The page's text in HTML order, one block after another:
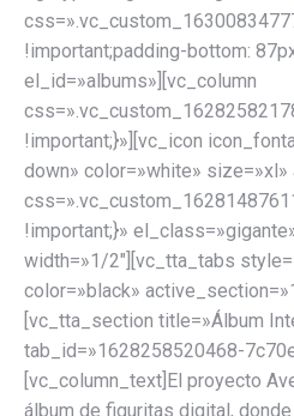
!important;padding-bottom:
el_id=»albums»][vc_column
!important;}»][vc_icon
down» color=»white» size=»xl»
!important;}»
width=»1/2″][vc_tta_tabs
color=»black»
[vc_tta_section title=»Álbum
tab_id=»1628258520468-
[vc_column_text]El proyecto
álbum de figuritas digital,